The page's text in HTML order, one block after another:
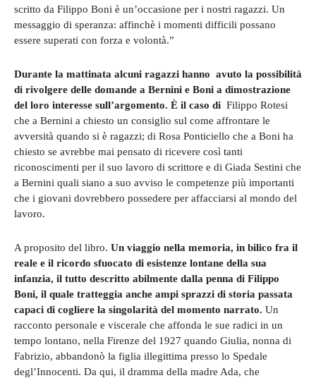
scritto da Filippo Boni è un’occasione per i nostri ragazzi. Un
messaggio di speranza: affinchè i momenti difficili possano
essere superati con forza e volontà.”
Durante la mattinata alcuni ragazzi hanno avuto la possibilità
di rivolgere delle domande a Bernini e Boni a dimostrazione
del loro interesse sull’argomento. È il caso di Filippo Rotesi
che a Bernini a chiesto un consiglio sul come affrontare le
avversità quando si è ragazzi; di Rosa Ponticiello che a Boni ha
chiesto se avrebbe mai pensato di ricevere così tanti
riconoscimenti per il suo lavoro di scrittore e di Giada Sestini che
a Bernini quali siano a suo avviso le competenze più importanti
che i giovani dovrebbero possedere per affacciarsi al mondo del
lavoro.
A proposito del libro. Un viaggio nella memoria, in bilico fra il
reale e il ricordo sfuocato di esistenze lontane della sua
infanzia, il tutto descritto abilmente dalla penna di Filippo
Boni, il quale tratteggia anche ampi sprazzi di storia passata
capaci di cogliere la singolarità del momento narrato. Un
racconto personale e viscerale che affonda le sue radici in un
tempo lontano, nella Firenze del 1927 quando Giulia, nonna di
Fabrizio, abbandonò la figlia illegittima presso lo Spedale
degl’Innocenti. Da qui, il dramma della madre Ada, che